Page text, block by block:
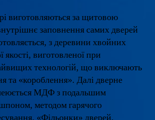
виготовляються за щитовою
заповнення самих дверей
з деревини хвойних
виготовленої при
технологій, що виключають
та «короблення». Далі дверне
МДФ з подальшим
методом гарячого
«Фільонки» дверей,